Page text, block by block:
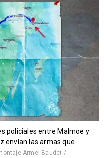
policiales entre Malmoe y
envían las armas que
Armel Baudet /